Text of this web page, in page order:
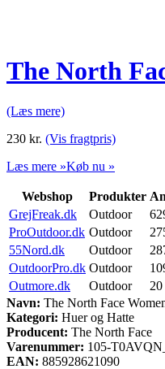
The North
(Læs mere)
230 kr. (Vis fragtpris)
Læs mere »Køb nu »
Webshop Produkter
GrejFreak.dk
Outdoor
ProOutdoor.dk Outdoor
55Nord.dk
Outdoor
OutdoorPro.dk Outdoor
Outmore.dk
Outdoor 20
Navn: The North Face
Kategori: Huer og Hatte
Producent: The North Face
Varenummer: 105-
EAN: 885928621090